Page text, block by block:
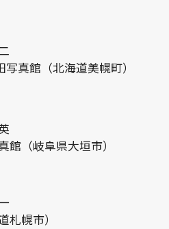
写真館（北海道美幌町）
館（岐阜県大垣市）
札幌市）